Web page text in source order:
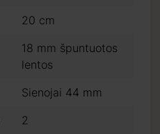
20 cm
18 mm špuntuotos
lentos
Sienojai 44 mm
2